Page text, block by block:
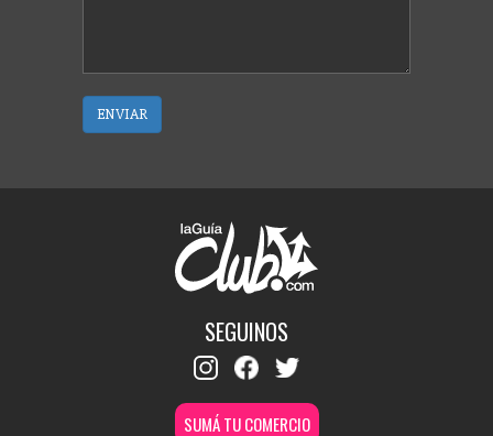
ENVIAR
SEGUINOS
SUMÁ TU COMERCIO